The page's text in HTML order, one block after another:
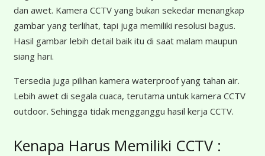
dan awet. Kamera CCTV yang bukan sekedar menangkap
gambar yang terlihat, tapi juga memiliki resolusi bagus.
Hasil gambar lebih detail baik itu di saat malam maupun
siang hari.
Tersedia juga pilihan kamera waterproof yang tahan air.
Lebih awet di segala cuaca, terutama untuk kamera CCTV
outdoor. Sehingga tidak mengganggu hasil kerja CCTV.
Kenapa Harus Memiliki CCTV :